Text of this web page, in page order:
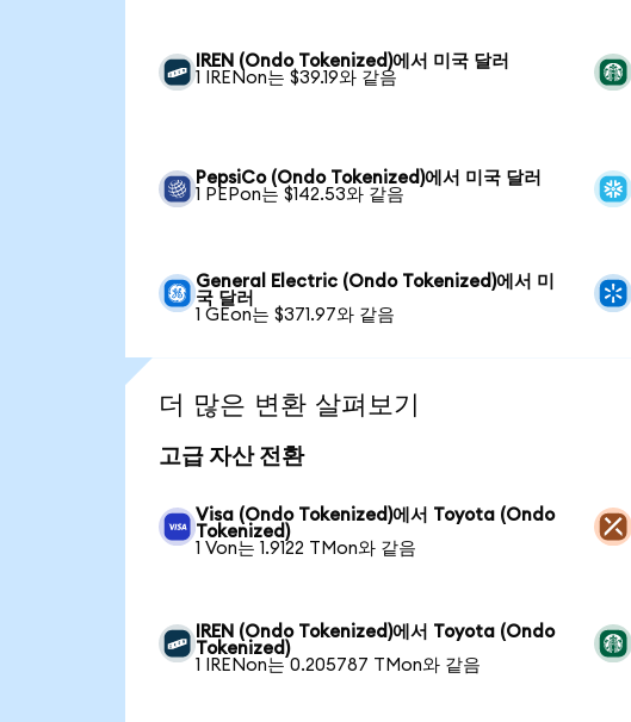
IREN (Ondo Tokenized)에서 미국 달러
1 IRENon는 $39.19와 같음
PepsiCo (Ondo Tokenized)에서 미국 달러
1 PEPon는 $142.53와 같음
General Electric (Ondo Tokenized)에서 미
국 달러
1 GEon는 $371.97와 같음
더 많은 변환 살펴보기
고급 자산 전환
Visa (Ondo Tokenized)에서 Toyota (Ondo
Tokenized)
1 Von는 1.9122 TMon와 같음
IREN (Ondo Tokenized)에서 Toyota (Ondo
Tokenized)
1 IRENon는 0.205787 TMon와 같음